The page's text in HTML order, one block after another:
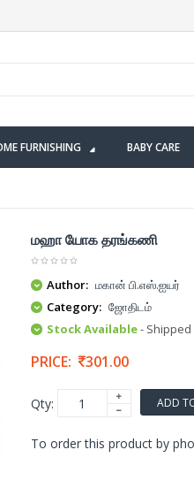
FURNISHING BABY CARE
மஹா யோக தரங்கணி
Author: மகான் பி.எஸ்.ஐயர்
Category: ஜோதிடம்
Stock Available- Shipped
PRICE: 301.00
Qty: ADD
To order this product by